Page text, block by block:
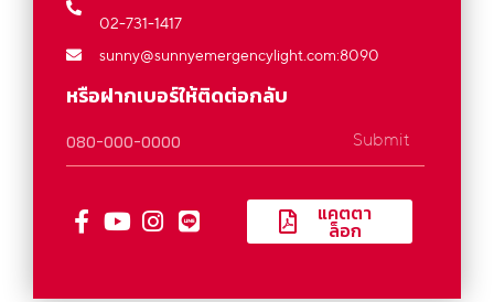
02-731-1417
sunny@sunnyemergencylight.com:8090
หรือฝากเบอร์ให้ติดต่อกลับ
Submit
แคตตา
ล็อก